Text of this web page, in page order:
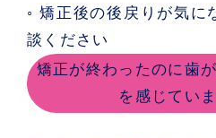
◦ 矯正後の後戻りが気に
談ください
矯正が終わったのに歯
を感じてい